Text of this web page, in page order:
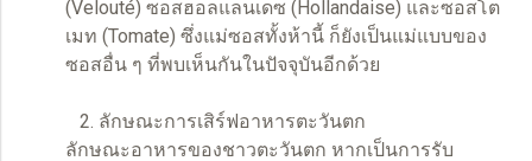
(Velouté) ซอสฮอลแลนเดซ (Hollandaise) และซอสโต
เมท (Tomate) ซึ่งแม่ซอสทั้งห้านี้ ก็ยังเป็นแม่แบบของ
ซอสอื่น ๆ ที่พบเห็นกันในปัจจุบันอีกด้วย
2. ลักษณะการเสิร์ฟอาหารตะวันตก
ลักษณะอาหารของชาวตะวันตก หากเป็นการรับ